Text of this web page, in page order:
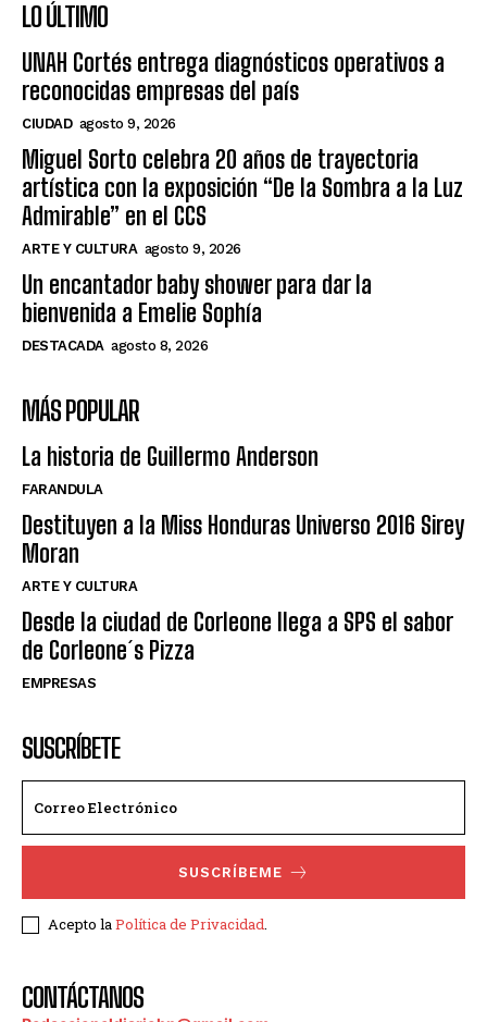
LO ÚLTIMO
UNAH Cortés entrega diagnósticos operativos a
reconocidas empresas del país
CIUDAD agosto 9, 2026
Miguel Sorto celebra 20 años de trayectoria
artística con la exposición “De la Sombra a la Luz
Admirable” en el CCS
ARTE Y CULTURA agosto 9, 2026
Un encantador baby shower para dar la
bienvenida a Emelie Sophía
DESTACADA agosto 8, 2026
MÁS POPULAR
La historia de Guillermo Anderson
FARANDULA
Destituyen a la Miss Honduras Universo 2016 Sirey
Moran
ARTE Y CULTURA
Desde la ciudad de Corleone llega a SPS el sabor
de Corleone´s Pizza
EMPRESAS
SUSCRÍBETE
SUSCRÍBEME
Acepto laPolítica de Privacidad.
CONTÁCTANOS